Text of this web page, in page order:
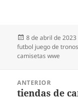
Publicado
el
8 de abril de 2023
futbol juego de tronos
camisetas wwe
entradas
ANTERIOR
Entrada
tiendas de